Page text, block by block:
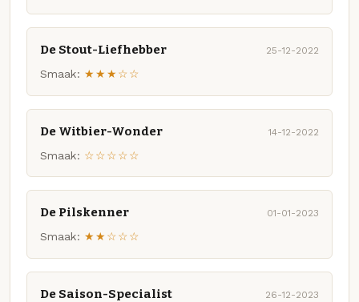
De Stout-Liefhebber 25-12-2022
Smaak: ★★★☆☆
De Witbier-Wonder 14-12-2022
Smaak: ☆☆☆☆☆
De Pilskenner 01-01-2023
Smaak: ★★☆☆☆
De Saison-Specialist 26-12-2023